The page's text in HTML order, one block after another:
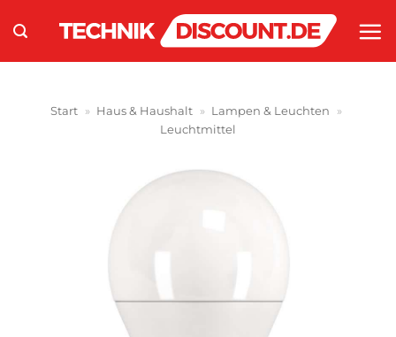
Inhalt
springen
Start » Haus & Haushalt » Lampen & Leuchten
»
Leuchtmittel